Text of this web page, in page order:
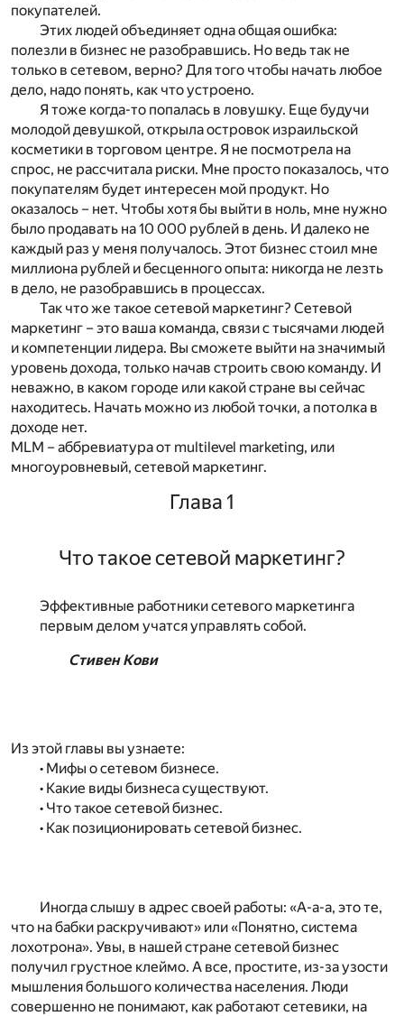
покупателей.
Этих людей объединяет одна общая ошибка:
полезли в бизнес не разобравшись. Но ведь так не
только в сетевом, верно? Для того чтобы начать любое
дело, надо понять, как что устроено.
Я тоже когда-то попалась в ловушку. Еще будучи
молодой девушкой, открыла островок израильской
косметики в торговом центре. Я не посмотрела на
спрос, не рассчитала риски. Мне просто показалось, что
покупателям будет интересен мой продукт. Но
оказалось – нет. Чтобы хотя бы выйти в ноль, мне нужно
было продавать на 10 000 рублей в день. И далеко не
каждый раз у меня получалось. Этот бизнес стоил мне
миллиона рублей и бесценного опыта: никогда не лезть
в дело, не разобравшись в процессах.
Так что же такое сетевой маркетинг? Сетевой
маркетинг – это ваша команда, связи с тысячами людей
и компетенции лидера. Вы сможете выйти на значимый
уровень дохода, только начав строить свою команду. И
неважно, в каком городе или какой стране вы сейчас
находитесь. Начать можно из любой точки, а потолка в
доходе нет.
MLM – аббревиатура от multilevel marketing, или
многоуровневый, сетевой маркетинг.
Глава 1
Что такое сетевой маркетинг?
Эффективные работники сетевого маркетинга
первым делом учатся управлять собой.
Стивен Кови
Из этой главы вы узнаете:
• Мифы о сетевом бизнесе.
• Какие виды бизнеса существуют.
• Что такое сетевой бизнес.
• Как позиционировать сетевой бизнес.
Иногда слышу в адрес своей работы: «А-а-а, это те,
что на бабки раскручивают» или «Понятно, система
лохотрона». Увы, в нашей стране сетевой бизнес
получил грустное клеймо. А все, простите, из-за узости
мышления большого количества населения. Люди
совершенно не понимают, как работают сетевики, на